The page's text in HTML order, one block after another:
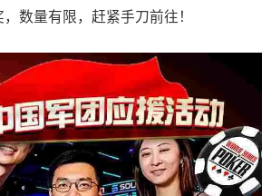
数量有限，赶紧手刀前往！